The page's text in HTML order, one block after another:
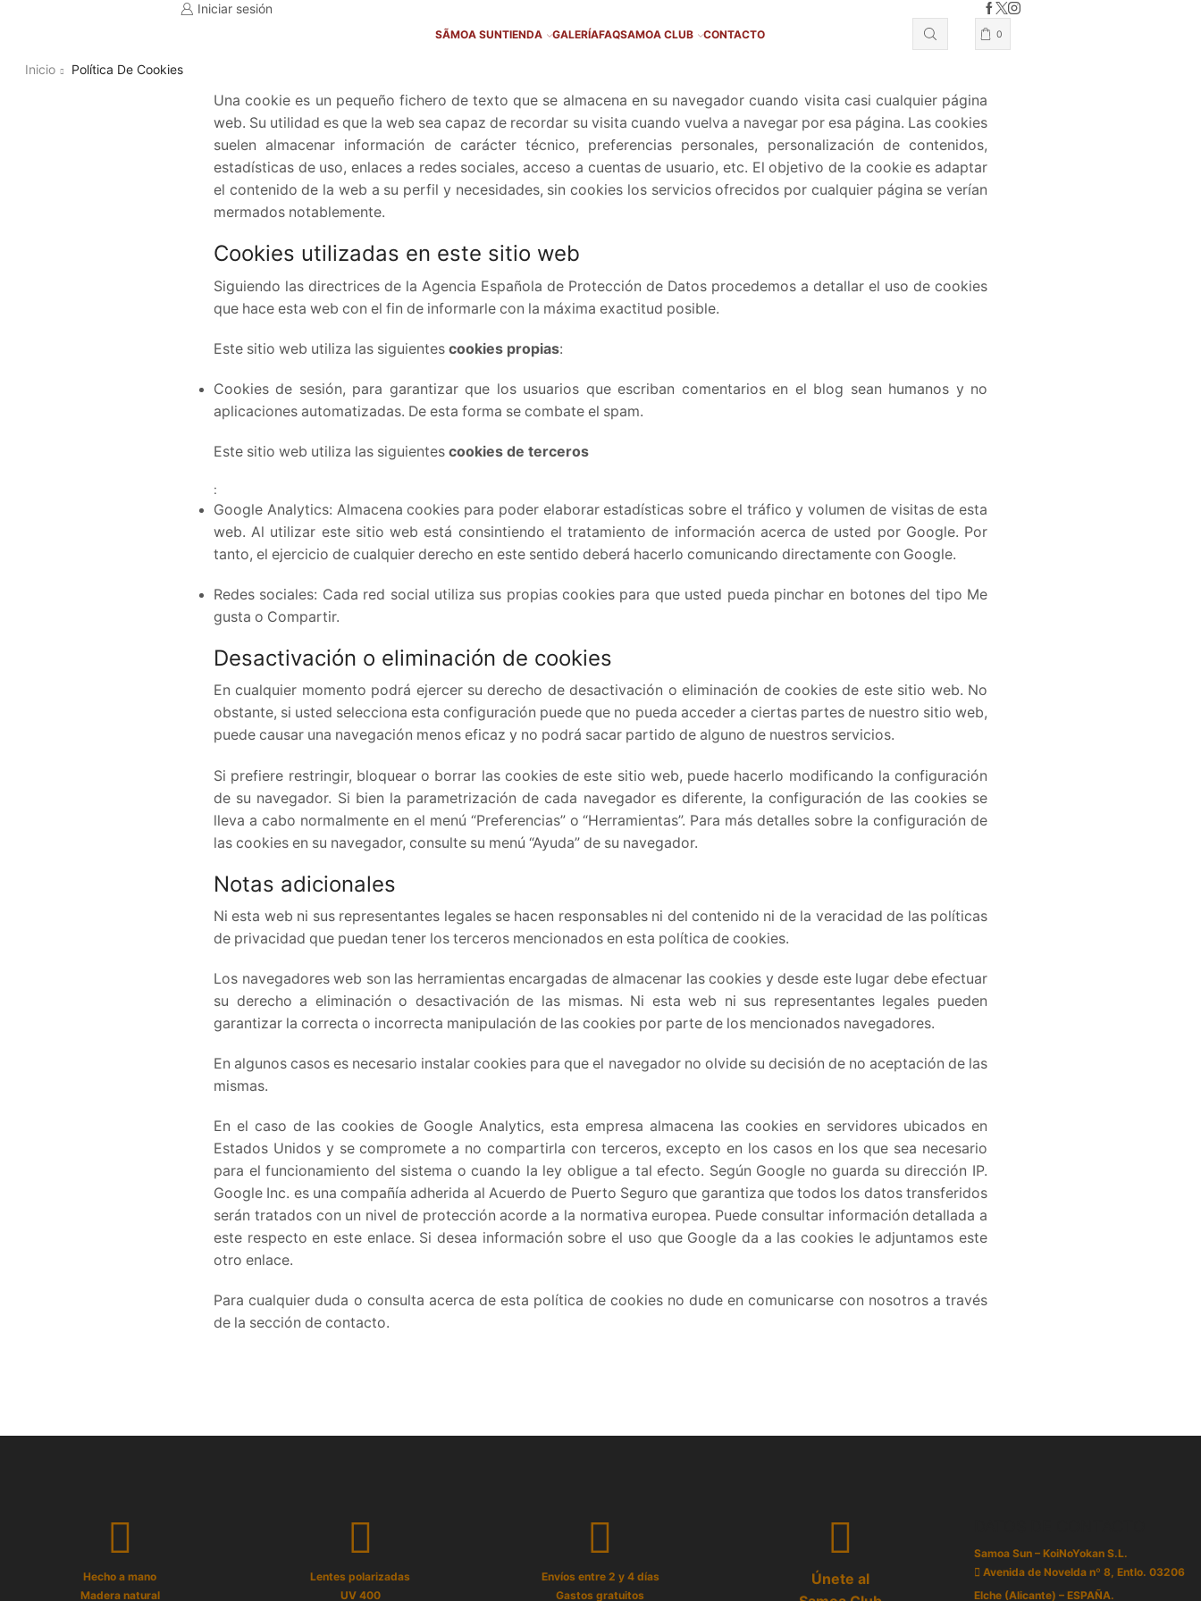
Iniciar sesión
SÃMOA SUNTIENDA GALERÍAFAQSAMOA CLUB CONTACTO 0
Inicio Política De Cookies
Una cookie es un pequeño fichero de texto que se almacena en su navegador cuando visita casi cualquier página
web. Su utilidad es que la web sea capaz de recordar su visita cuando vuelva a navegar por esa página. Las cookies
suelen almacenar información de carácter técnico, preferencias personales, personalización de contenidos,
estadísticas de uso, enlaces a redes sociales, acceso a cuentas de usuario, etc. El objetivo de la cookie es adaptar
el contenido de la web a su perfil y necesidades, sin cookies los servicios ofrecidos por cualquier página se verían
mermados notablemente.
Cookies utilizadas en este sitio web
Siguiendo las directrices de la Agencia Española de Protección de Datos procedemos a detallar el uso de cookies
que hace esta web con el fin de informarle con la máxima exactitud posible.
Este sitio web utiliza las siguientes cookies propias:
Cookies de sesión, para garantizar que los usuarios que escriban comentarios en el blog sean humanos y no
aplicaciones automatizadas. De esta forma se combate el spam.
Este sitio web utiliza las siguientes cookies de terceros
:
Google Analytics: Almacena cookies para poder elaborar estadísticas sobre el tráfico y volumen de visitas de esta
web. Al utilizar este sitio web está consintiendo el tratamiento de información acerca de usted por Google. Por
tanto, el ejercicio de cualquier derecho en este sentido deberá hacerlo comunicando directamente con Google.
Redes sociales: Cada red social utiliza sus propias cookies para que usted pueda pinchar en botones del tipo Me
gusta o Compartir.
Desactivación o eliminación de cookies
En cualquier momento podrá ejercer su derecho de desactivación o eliminación de cookies de este sitio web. No
obstante, si usted selecciona esta configuración puede que no pueda acceder a ciertas partes de nuestro sitio web,
puede causar una navegación menos eficaz y no podrá sacar partido de alguno de nuestros servicios.
Si prefiere restringir, bloquear o borrar las cookies de este sitio web, puede hacerlo modificando la configuración
de su navegador. Si bien la parametrización de cada navegador es diferente, la configuración de las cookies se
lleva a cabo normalmente en el menú “Preferencias” o “Herramientas”. Para más detalles sobre la configuración de
las cookies en su navegador, consulte su menú “Ayuda” de su navegador.
Notas adicionales
Ni esta web ni sus representantes legales se hacen responsables ni del contenido ni de la veracidad de las políticas
de privacidad que puedan tener los terceros mencionados en esta política de cookies.
Los navegadores web son las herramientas encargadas de almacenar las cookies y desde este lugar debe efectuar
su derecho a eliminación o desactivación de las mismas. Ni esta web ni sus representantes legales pueden
garantizar la correcta o incorrecta manipulación de las cookies por parte de los mencionados navegadores.
En algunos casos es necesario instalar cookies para que el navegador no olvide su decisión de no aceptación de las
mismas.
En el caso de las cookies de Google Analytics, esta empresa almacena las cookies en servidores ubicados en
Estados Unidos y se compromete a no compartirla con terceros, excepto en los casos en los que sea necesario
para el funcionamiento del sistema o cuando la ley obligue a tal efecto. Según Google no guarda su dirección IP.
Google Inc. es una compañía adherida al Acuerdo de Puerto Seguro que garantiza que todos los datos transferidos
serán tratados con un nivel de protección acorde a la normativa europea. Puede consultar información detallada a
este respecto en este enlace. Si desea información sobre el uso que Google da a las cookies le adjuntamos este
otro enlace.
Para cualquier duda o consulta acerca de esta política de cookies no dude en comunicarse con nosotros a través
de la sección de contacto.
Hecho a mano
Madera natural
Lentes polarizadas
UV 400
Envíos entre 2 y 4 días
Gastos gratuitos
Únete al
Samoa Sun – KoiNoYokan S.L.
Avenida de Novelda nº 8, Entlo. 03206
Elche (Alicante) – ESPAÑA.